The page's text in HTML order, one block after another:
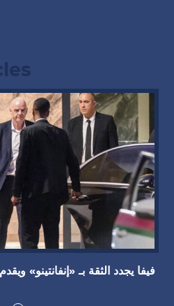
فيفا يجدد الثقة بـ «إنفانتينو»